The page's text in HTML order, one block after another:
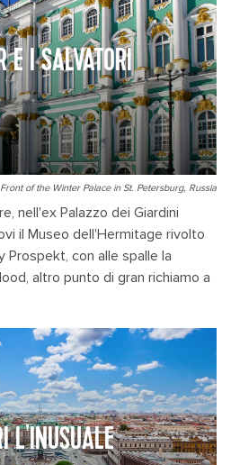
E I SALVATORI
Front of the Winter Palace in St. Petersburg, Russia
nell'ex Palazzo dei Giardini
il Museo dell'Hermitage rivolto
Prospekt, con alle spalle la
altro punto di gran richiamo a
L'INUSUALE